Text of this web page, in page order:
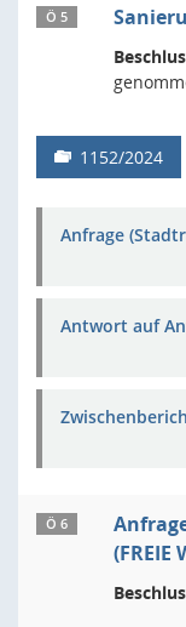
Ö 5
1152/2024
Anfrage
Antwort auf
Ö 6
(FREIE